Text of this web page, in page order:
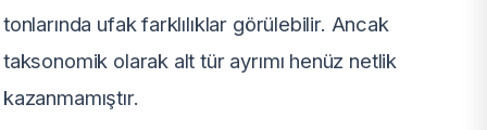
tonlarında ufak farklılıklar görülebilir. Ancak
taksonomik olarak alt tür ayrımı henüz netlik
kazanmamıştır.